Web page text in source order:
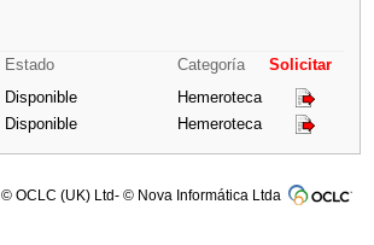
Estado Categoría
Solicitar
Disponible
Hemeroteca
Disponible Hemeroteca
© OCLC (UK) Ltd- © Nova Informática Ltda